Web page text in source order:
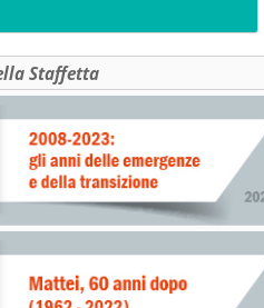
Staffetta